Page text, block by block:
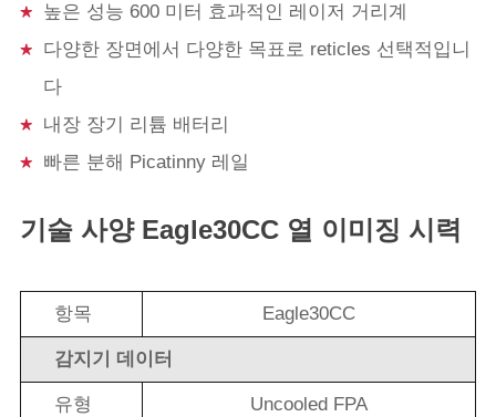
높은 성능 600 미터 효과적인 레이저 거리계
다양한 장면에서 다양한 목표로 reticles 선택적입니
다
내장 장기 리튬 배터리
빠른 분해 Picatinny 레일
기술 사양 Eagle30CC 열 이미징 시력
항목 Eagle30CC
감지기 데이터
유형 Uncooled FPA